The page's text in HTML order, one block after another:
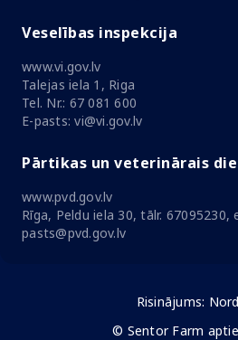
Veselības inspekcija
www.vi.gov.lv
Talejas iela 1, Riga
Tel. Nr.: 67 081 600
E-pasts: vi@vi.gov.lv
Pārtikas un veterinārais
www.pvd.gov.lv
Rīga, Peldu iela 30, tālr. 67095230,
pasts@pvd.gov.lv
Risinājums:
© Sentor Farm